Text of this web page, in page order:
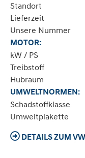
Standort
Lieferzeit
Unsere Nummer
MOTOR:
kW / PS
Treibstoff
Hubraum
UMWELTNORMEN:
Schadstoffklasse
Umweltplakette
DETAILS ZUM